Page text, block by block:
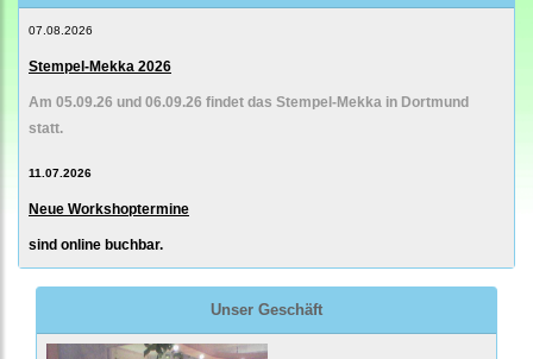
07.08.2026
Stempel-Mekka 2026
Am 05.09.26 und 06.09.26 findet das Stempel-Mekka in Dortmund
statt.
11.07.2026
Neue Workshoptermine
sind online buchbar.
Unser Geschäft